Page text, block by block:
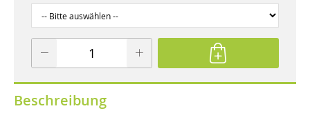
Beschreibung